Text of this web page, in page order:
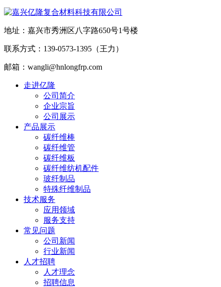
地址：嘉兴市秀洲区八字路650号1号楼
联系方式：139-0573-1395（王力）
邮箱：wangli@hnlongfrp.com
走进亿隆
公司简介
企业宗旨
公司展示
产品展示
碳纤维棒
碳纤维管
碳纤维板
碳纤维纺机配件
玻纤制品
特殊纤维制品
技术服务
应用领域
服务支持
常见问题
公司新闻
行业新闻
人才招聘
人才理念
招聘信息